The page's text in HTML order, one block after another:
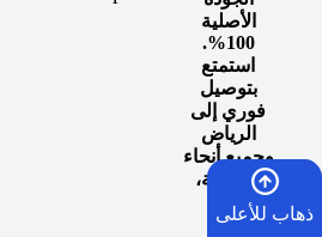
الأصلية
100%.
استمتع
بتوصيل
فوري إلى
الرياض
وجميع أنحاء
المملكة،
وعش
تجربة
ذهاب للأعلى